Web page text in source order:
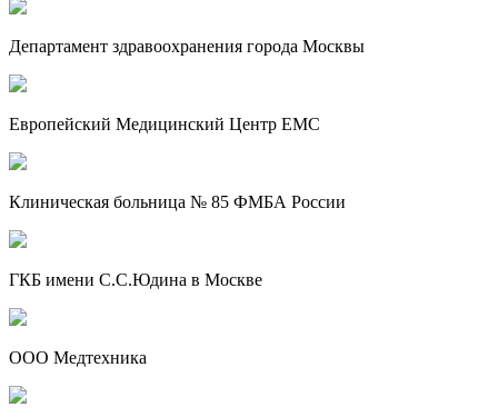
Департамент здравоохранения города Москвы
Европейский Медицинский Центр EMC
Клиническая больница № 85 ФМБА России
ГКБ имени С.С.Юдина в Москве
ООО Медтехника